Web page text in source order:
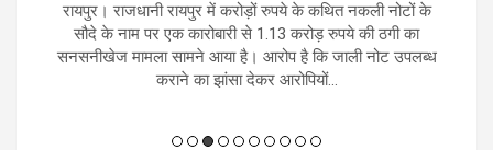
रायपुर। राजधानी रायपुर में करोड़ों रुपये के कथित नकली नोटों के
सौदे के नाम पर एक कारोबारी से 1.13 करोड़ रुपये की ठगी का
सनसनीखेज मामला सामने आया है। आरोप है कि जाली नोट उपलब्ध
कराने का झांसा देकर आरोपियों...